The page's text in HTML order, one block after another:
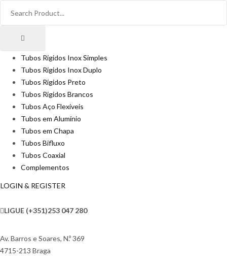
Tubos Rígidos Inox Simples
Tubos Rígidos Inox Duplo
Tubos Rígidos Preto
Tubos Rígidos Brancos
Tubos Aço Flexíveis
Tubos em Alumínio
Tubos em Chapa
Tubos Bifluxo
Tubos Coaxial
Complementos
LOGIN & REGISTER
LIGUE (+351)253 047 280
Av. Barros e Soares, N.º 369
4715-213 Braga